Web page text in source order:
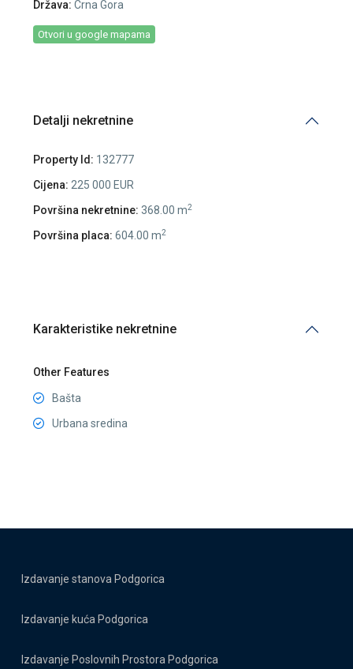
Država: Crna Gora
Otvori u google mapama
Detalji nekretnine
Property Id: 132777
Cijena: 225 000 EUR
Površina nekretnine: 368.00 m2
Površina placa: 604.00 m2
Karakteristike nekretnine
Other Features
Bašta
Urbana sredina
Izdavanje stanova Podgorica
Izdavanje kuća Podgorica
Izdavanje Poslovnih Prostora Podgorica